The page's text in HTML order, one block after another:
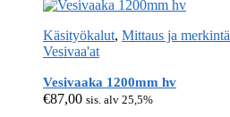
Käsityökalut, Mittaus ja merkintä
Vesivaa'at
Vesivaaka 1200mm hv
€87,00 sis. alv 25,5%